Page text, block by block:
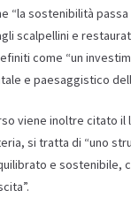
“la sostenibilità
scalpellini e
come “un
e paesaggistico
viene inoltre citato il
si tratta di “uno
e sostenibile,